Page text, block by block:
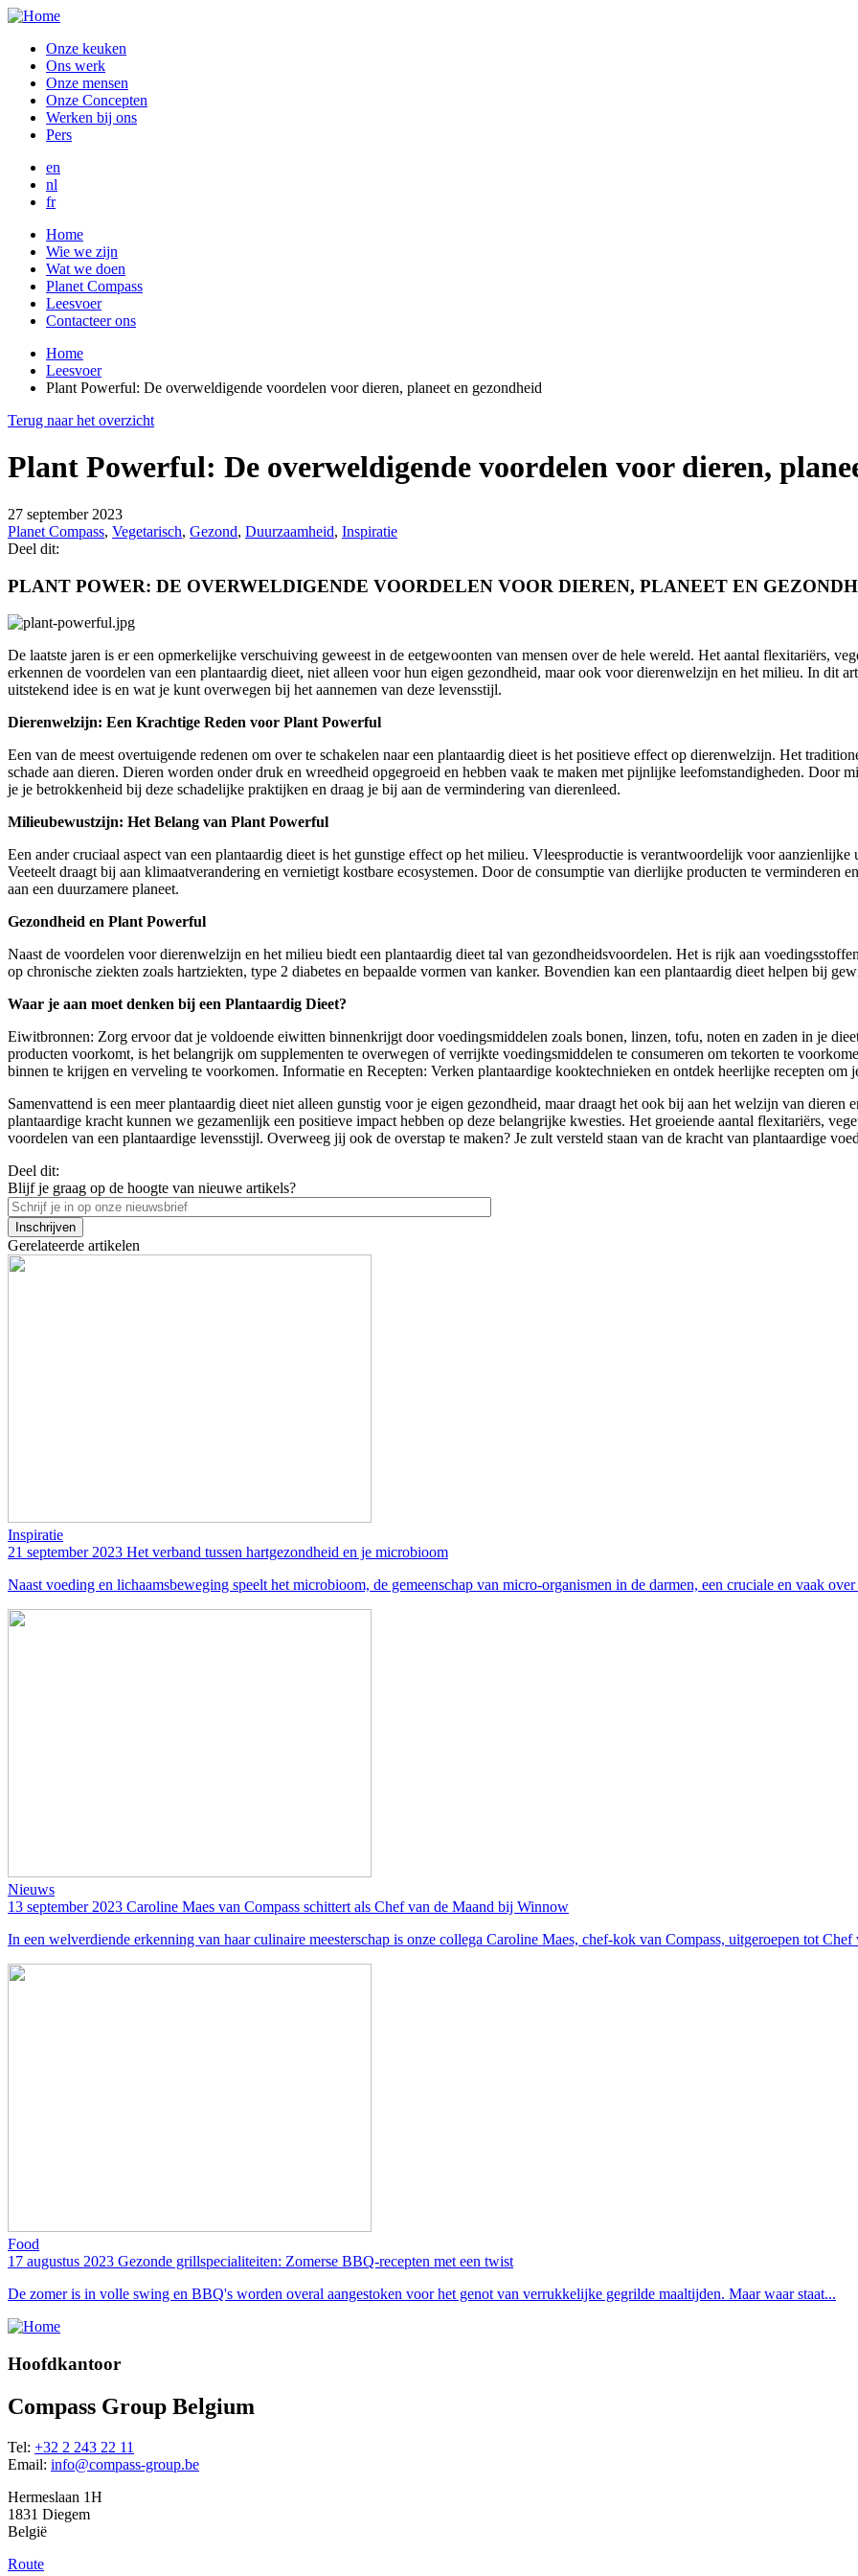
Overslaan
naar
inhoud
gaan
Onze keuken
Ons werk
Onze mensen
Onze Concepten
Werken bij ons
Pers
en
nl
fr
Home
Wie we zijn
Wat we doen
Planet Compass
Leesvoer
Contacteer ons
Home
Leesvoer
Plant Powerful: De overweldigende voordelen voor dieren, planeet en gezondheid
Terug naar het overzicht
Plant Powerful: De overweldigende voordelen voor dieren,
27 september 2023
Planet Compass, Vegetarisch, Gezond, Duurzaamheid, Inspiratie
Deel dit:
PLANT POWER: DE OVERWELDIGENDE VOORDELEN VOOR DIEREN, PLANEET EN
De laatste jaren is er een opmerkelijke verschuiving geweest in de eetgewoonten van mensen over de hele wereld. Het aantal flexitariërs,
erkennen de voordelen van een plantaardig dieet, niet alleen voor hun eigen gezondheid, maar ook voor dierenwelzijn en het milieu. In dit
uitstekend idee is en wat je kunt overwegen bij het aannemen van deze levensstijl.
Dierenwelzijn: Een Krachtige Reden voor Plant Powerful
Een van de meest overtuigende redenen om over te schakelen naar een plantaardig dieet is het positieve effect op dierenwelzijn. Het
schade aan dieren. Dieren worden onder druk en wreedheid opgegroeid en hebben vaak te maken met pijnlijke leefomstandigheden. Door
je je betrokkenheid bij deze schadelijke praktijken en draag je bij aan de vermindering van dierenleed.
Milieubewustzijn: Het Belang van Plant Powerful
Een ander cruciaal aspect van een plantaardig dieet is het gunstige effect op het milieu. Vleesproductie is verantwoordelijk voor
Veeteelt draagt bij aan klimaatverandering en vernietigt kostbare ecosystemen. Door de consumptie van dierlijke producten te verminderen
aan een duurzamere planeet.
Gezondheid en Plant Powerful
Naast de voordelen voor dierenwelzijn en het milieu biedt een plantaardig dieet tal van gezondheidsvoordelen. Het is rijk aan
op chronische ziekten zoals hartziekten, type 2 diabetes en bepaalde vormen van kanker. Bovendien kan een plantaardig dieet helpen bij
Waar je aan moet denken bij een Plantaardig Dieet?
Eiwitbronnen: Zorg ervoor dat je voldoende eiwitten binnenkrijgt door voedingsmiddelen zoals bonen, linzen, tofu, noten en zaden in je
producten voorkomt, is het belangrijk om supplementen te overwegen of verrijkte voedingsmiddelen te consumeren om tekorten te
binnen te krijgen en verveling te voorkomen. Informatie en Recepten: Verken plantaardige kooktechnieken en ontdek heerlijke recepten om
Samenvattend is een meer plantaardig dieet niet alleen gunstig voor je eigen gezondheid, maar draagt het ook bij aan het welzijn van
plantaardige kracht kunnen we gezamenlijk een positieve impact hebben op deze belangrijke kwesties. Het groeiende aantal flexitariërs,
voordelen van een plantaardige levensstijl. Overweeg jij ook de overstap te maken? Je zult versteld staan van de kracht van plantaardige
Deel dit:
Blijf je graag op de hoogte van nieuwe artikels?
Email
Gerelateerde artikelen
Inspiratie
21 september 2023 Het verband tussen hartgezondheid en je microbioom
Naast voeding en lichaamsbeweging speelt het microbioom, de gemeenschap van micro-organismen in de darmen, een cruciale en vaak over
Nieuws
13 september 2023 Caroline Maes van Compass schittert als Chef van de Maand bij Winnow
In een welverdiende erkenning van haar culinaire meesterschap is onze collega Caroline Maes, chef-kok van Compass, uitgeroepen tot Chef
Food
17 augustus 2023 Gezonde grillspecialiteiten: Zomerse BBQ-recepten met een twist
De zomer is in volle swing en BBQ's worden overal aangestoken voor het genot van verrukkelijke gegrilde maaltijden. Maar waar staat...
Hoofdkantoor
Compass Group Belgium
Tel: +32 2 243 22 11
Email: info@compass-group.be
Hermeslaan 1H
1831 Diegem
België
Route